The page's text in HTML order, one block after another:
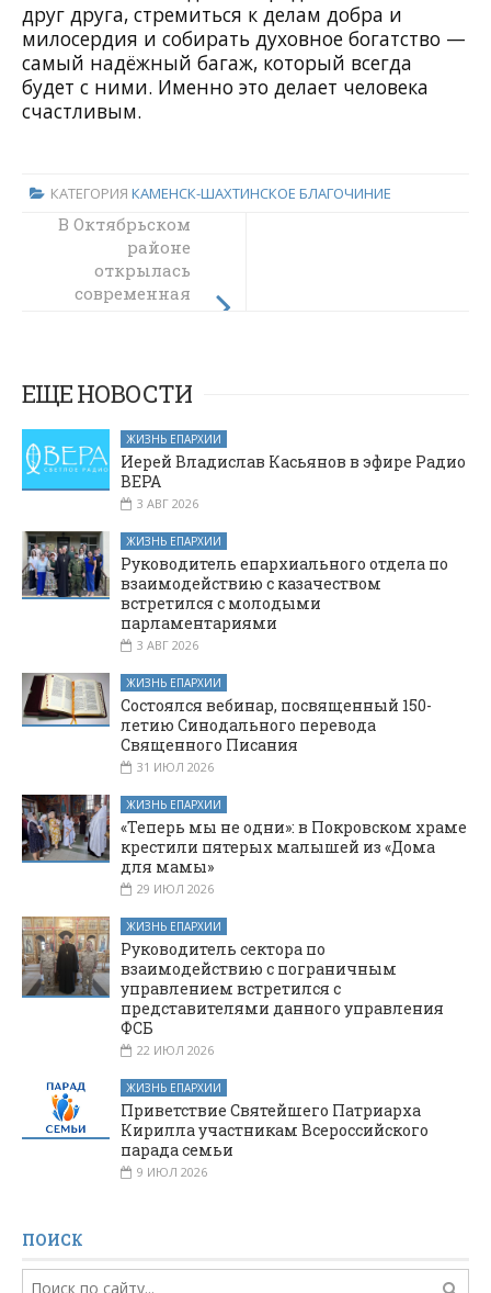
друг друга, стремиться к делам добра и
милосердия и собирать духовное богатство —
самый надёжный багаж, который всегда
будет с ними. Именно это делает человека
счастливым.
КАТЕГОРИЯ КАМЕНСК-ШАХТИНСКОЕ БЛАГОЧИНИЕ
Крестное
шествие в Спасо-
Преображенский
женский
благочинии
В Октябрьском
районе
открылась
современная
спорта
ЕЩЕ НОВОСТИ
ЖИЗНЬ ЕПАРХИИ
Иерей Владислав Касьянов в эфире Радио
ВЕРА
3 АВГ 2026
ЖИЗНЬ ЕПАРХИИ
Руководитель епархиального отдела по
взаимодействию с казачеством
встретился с молодыми
парламентариями
3 АВГ 2026
ЖИЗНЬ ЕПАРХИИ
Состоялся вебинар, посвященный 150-
летию Синодального перевода
Священного Писания
31 ИЮЛ 2026
ЖИЗНЬ ЕПАРХИИ
«Теперь мы не одни»: в Покровском храме
крестили пятерых малышей из «Дома
для мамы»
29 ИЮЛ 2026
ЖИЗНЬ ЕПАРХИИ
Руководитель сектора по
взаимодействию с пограничным
управлением встретился с
представителями данного управления
ФСБ
22 ИЮЛ 2026
ЖИЗНЬ ЕПАРХИИ
Приветствие Святейшего Патриарха
Кирилла участникам Всероссийского
парада семьи
9 ИЮЛ 2026
ПОИСК